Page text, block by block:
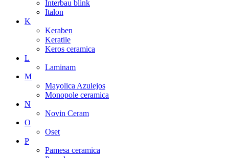
Interbau blink
Italon
K
Keraben
Keratile
Keros ceramica
L
Laminam
M
Mayolica Azulejos
Monopole ceramica
N
Novin Ceram
O
Oset
P
Pamesa ceramica